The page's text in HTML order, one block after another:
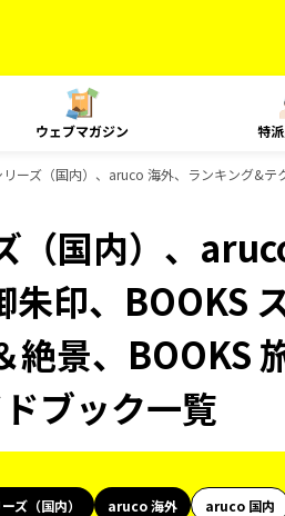
ウェブマガジン 特
ーズ（国内）、aruco 海外、ランキング&テ
（国内）、
印、BOOKS
絶景、BOOKS
ブック一覧
ズ（国内） aruco 海外 aruco 国内